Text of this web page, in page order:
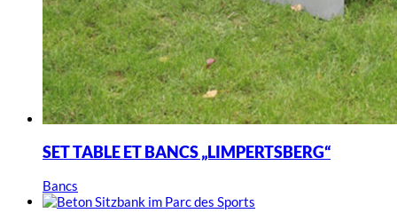
SET TABLE ET BANCS „LIMPERTSBERG“
Bancs